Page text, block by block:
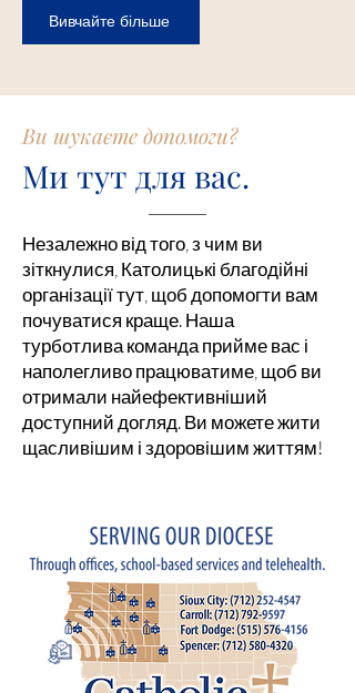
Вивчайте більше
Ви шукаєте допомоги?
Ми тут для вас.
Незалежно від того, з чим ви
зіткнулися, Католицькі благодійні
організації тут, щоб допомогти вам
почуватися краще. Наша
турботлива команда прийме вас і
наполегливо працюватиме, щоб ви
отримали найефективніший
доступний догляд. Ви можете жити
щасливішим і здоровішим життям!